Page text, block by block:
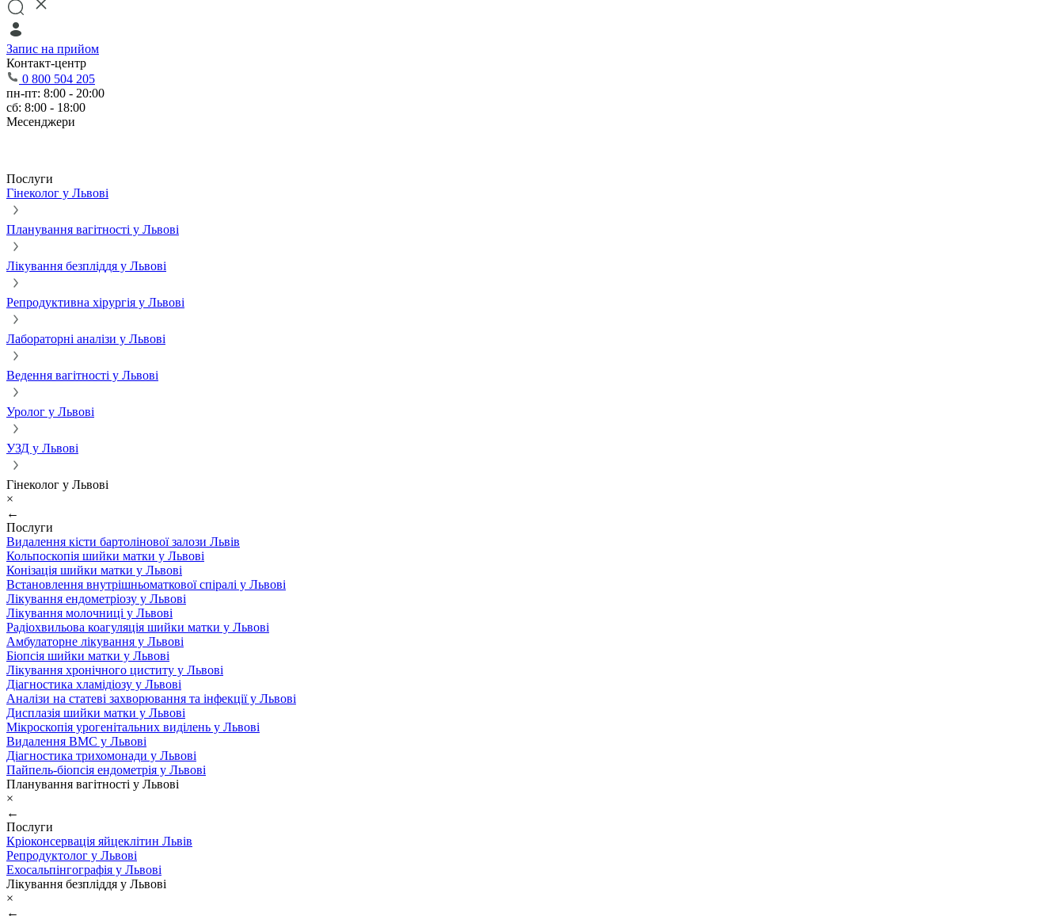
Запис на прийом
Контакт-центр
0 800 504 205
пн-пт: 8:00 - 20:00
сб: 8:00 - 18:00
Месенджери
Послуги
Гінеколог у Львові
Планування вагітності у Львові
Лікування безпліддя у Львові
Репродуктивна хірургія у Львові
Лабораторні аналізи у Львові
Ведення вагітності у Львові
Уролог у Львові
УЗД у Львові
Гінеколог у Львові
×
←
Послуги
Видалення кісти бартолінової залози Львів
Кольпоскопія шийки матки у Львові
Конізація шийки матки у Львові
Встановлення внутрішньоматкової спіралі у Львові
Лікування ендометріозу у Львові
Лікування молочниці у Львові
Радіохвильова коагуляція шийки матки у Львові
Амбулаторне лікування у Львові
Біопсія шийки матки у Львові
Лікування хронічного циститу у Львові
Діагностика хламідіозу у Львові
Аналізи на статеві захворювання та інфекції у Львові
Дисплазія шийки матки у Львові
Мікроскопія урогенітальних виділень у Львові
Видалення ВМС у Львові
Діагностика трихомонади у Львові
Пайпель-біопсія ендометрія у Львові
Планування вагітності у Львові
×
←
Послуги
Кріоконсервація яйцеклітин Львів
Репродуктолог у Львові
Ехосальпінгографія у Львові
Лікування безпліддя у Львові
×
←